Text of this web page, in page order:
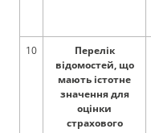
10
Перелік
відомостей, що
мають істотне
значення для
оцінки
страхового